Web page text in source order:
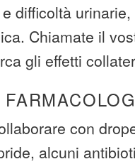
difficoltà
Chiamate il
gli effetti
con
alcuni